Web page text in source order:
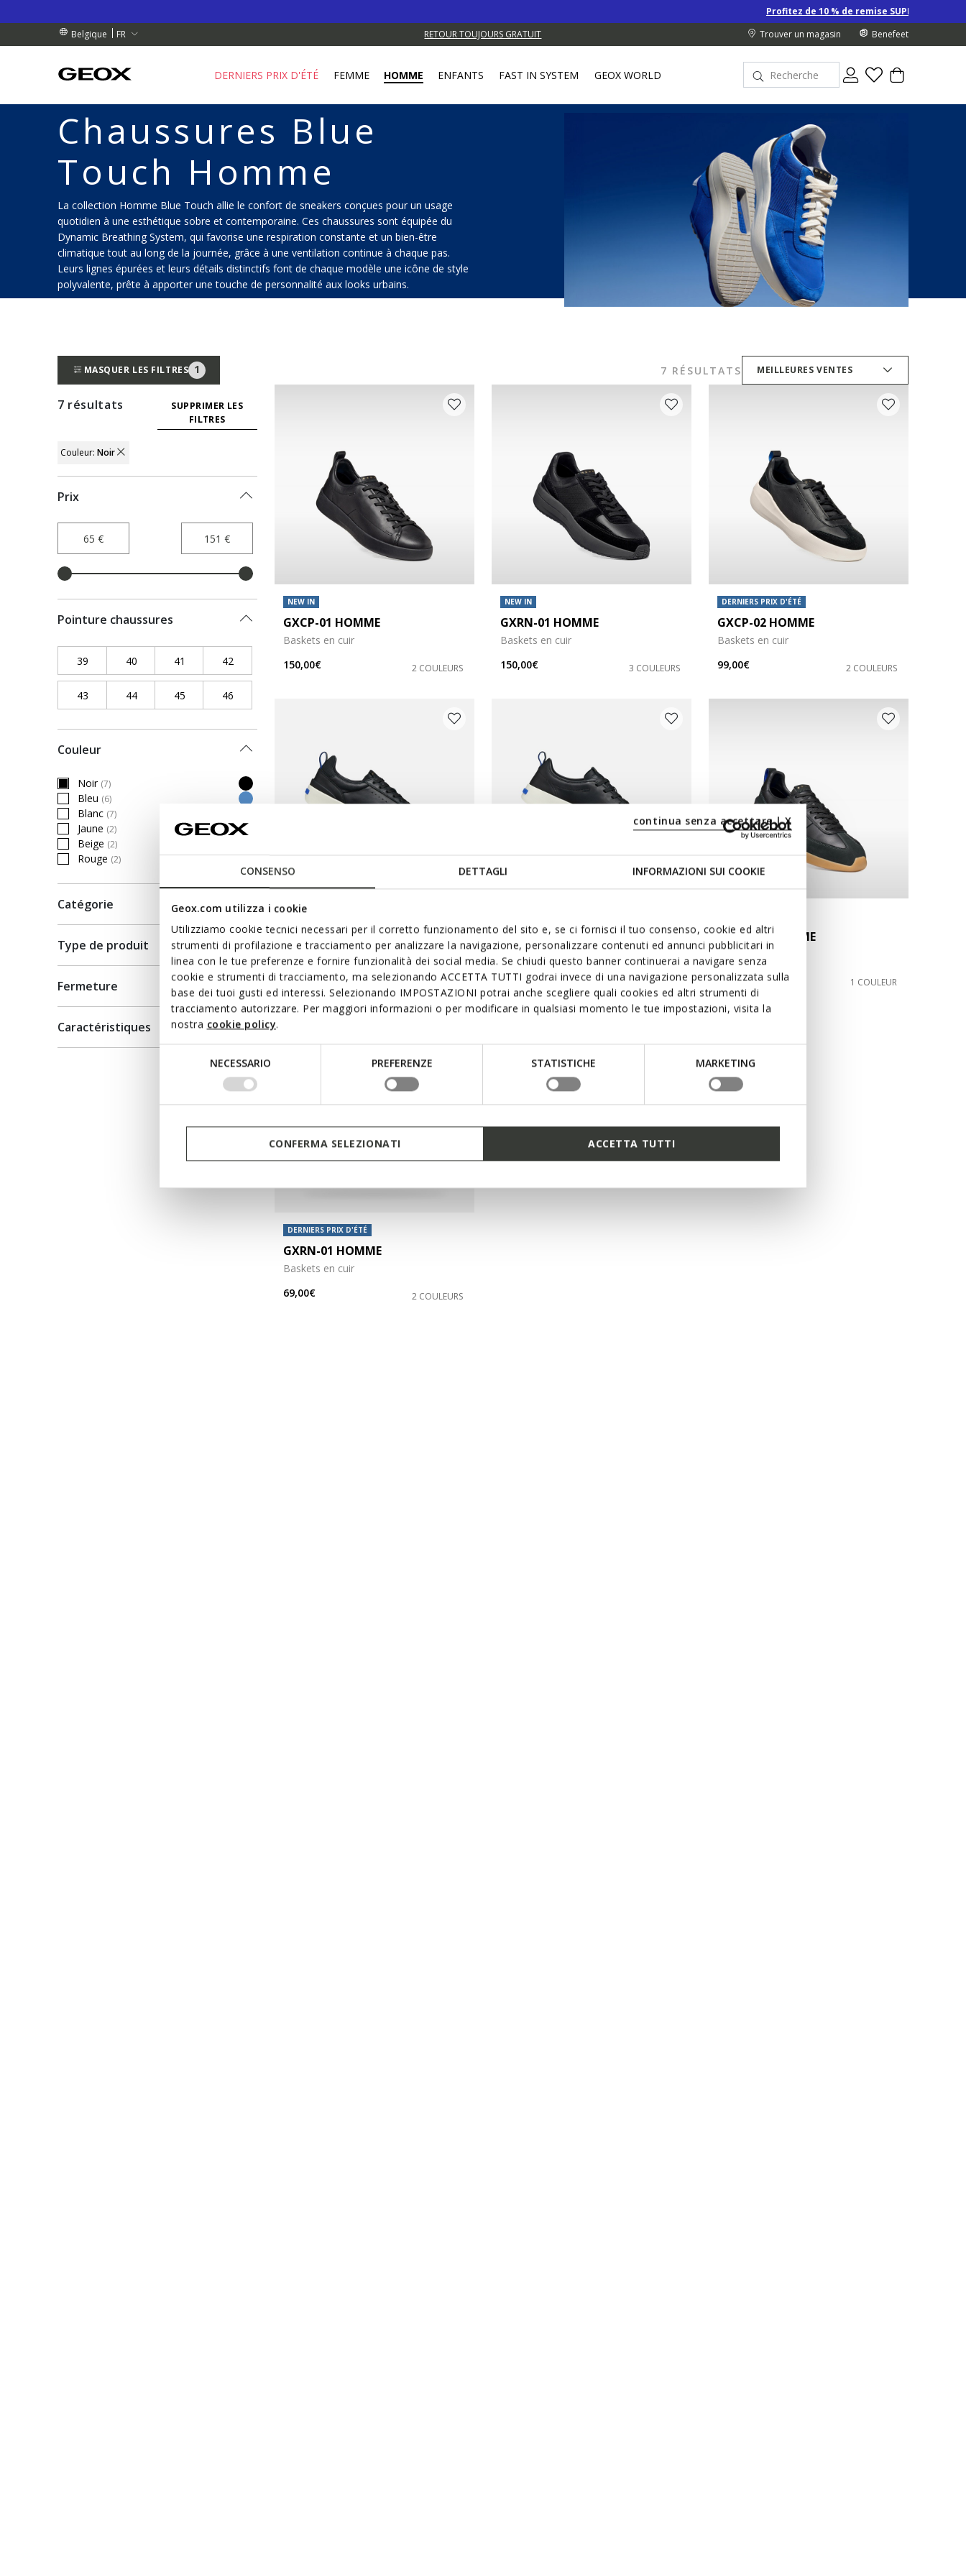
CONSENSO DETTAGLI INFORMAZIONI SUI COOKIE
Geox.com utilizza i cookie
Utilizziamo cookie tecnici necessari per il corretto funzionamento del sito e, se ci fornisci il tuo consenso, cookie ed altri
strumenti di profilazione e tracciamento per analizzare la navigazione, personalizzare contenuti ed annunci pubblicitari in
linea con le tue preferenze e fornire funzionalità dei social media. Se chiudi questo banner continuerai a navigare senza
cookie e strumenti di tracciamento, ma selezionando ACCETTA TUTTI godrai invece di una navigazione personalizzata sulla
base dei tuoi gusti ed interessi. Selezionando IMPOSTAZIONI potrai anche scegliere quali cookies ed altri strumenti di
tracciamento autorizzare. Per maggiori informazioni o per modificare in qualsiasi momento le tue impostazioni, visita la
nostra cookie policy.
Selezione
NECESSARIO PREFERENZE STATISTICHE MARKETING
continua senza accettare | X
CONFERMA SELEZIONATI ACCETTA TUTTI
Profitez de 10 % de remise SUPPLÉMENTAIRE sur les
Belgique
FR
DE PLUS DE 99.00 € RETOUR TOUJOURS GRATUIT
PROCHE DE CHEZ VOUS.
DE PLUS DE 99.00 € Trouver un magasin Benefeet
DERNIERS PRIX D'ÉTÉ FEMME HOMME ENFANTS FAST IN SYSTEM GEOX WORLD
Chaussures Blue
Touch Homme
La collection Homme Blue Touch allie le confort de sneakers conçues pour un usage
quotidien à une esthétique sobre et contemporaine. Ces chaussures sont équipée du
Dynamic Breathing System, qui favorise une respiration constante et un bien-être
climatique tout au long de la journée, grâce à une ventilation continue à chaque pas.
Leurs lignes épurées et leurs détails distinctifs font de chaque modèle une icône de style
polyvalente, prête à apporter une touche de personnalité aux looks urbains.
MASQUER LES FILTRES 1 7 RÉSULTATS MEILLEURES VENTES
7 résultats
SUPPRIMER LES
FILTRES
Couleur: Noir
REMOVE FILTER CURRENTLY REFINED BY COULEUR: NOIR
Prix
Pointure chaussures
39 Refine by Pointure chaussures: 39
40 Refine by Pointure chaussures: 40
41 Refine by Pointure chaussures: 41
42 Refine by Pointure chaussures: 42
43 Refine by Pointure chaussures: 43
44Refine by Pointure chaussures: 44
45 Refine by Pointure chaussures: 45
46
Couleur
Noir (7)
selected Currently Refined by Couleur: Noir
Bleu (6)
Refine by Couleur: Bleu
Blanc (7)
Refine by Couleur: Blanc
Jaune (2)
Refine by Couleur: Jaune
Beige (2)
Refine by Couleur: Beige
Rouge (2)
Refine by Couleur: Rouge
Catégorie
Type de produit
Fermeture
Caractéristiques
NEW IN
GXCP-01 HOMME
Baskets en cuir
150,00€
2 COULEURS
NEW IN
GXRN-01 HOMME
Baskets en cuir
150,00€
3 COULEURS
DERNIERS PRIX D'ÉTÉ
GXCP-02 HOMME
Baskets en cuir
99,00€
2 COULEURS
DERNIERS PRIX D'ÉTÉ
GXRN-02 HOMME
Baskets en cuir
65,00€
1 COULEUR
GXCP-01 HOMME
Baskets en cuir
69,00€
2 COULEURS
GXRN-02 HOMME
Baskets en cuir
140,00€
1 COULEUR
DERNIERS PRIX D'ÉTÉ
GXRN-01 HOMME
Baskets en cuir
69,00€
2 COULEURS